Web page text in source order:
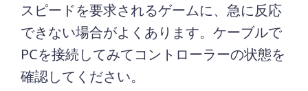
スピードを要求されるゲームに、急に反応
できない場合がよくあります。ケーブルで
PCを接続してみてコントローラーの状態を
確認してください。